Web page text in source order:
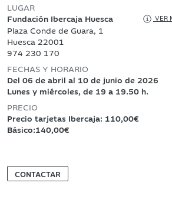
LUGAR
Fundación Ibercaja Huesca
VER
Plaza Conde de Guara, 1
Huesca 22001
974 230 170
FECHAS Y HORARIO
Del 06 de abril al 10 de junio de 2026
Lunes y miércoles, de 19 a 19.50 h.
PRECIO
Precio tarjetas Ibercaja: 110,00€
Básico:140,00€
CONTACTAR